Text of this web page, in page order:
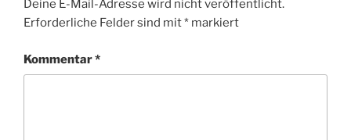
Deine E-Mail-Adresse wird nicht veröffentlicht.
Erforderliche Felder sind mit* markiert
Kommentar*